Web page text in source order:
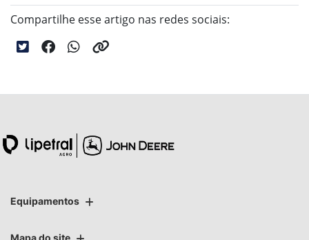
Compartilhe esse artigo nas redes sociais:
Equipamentos